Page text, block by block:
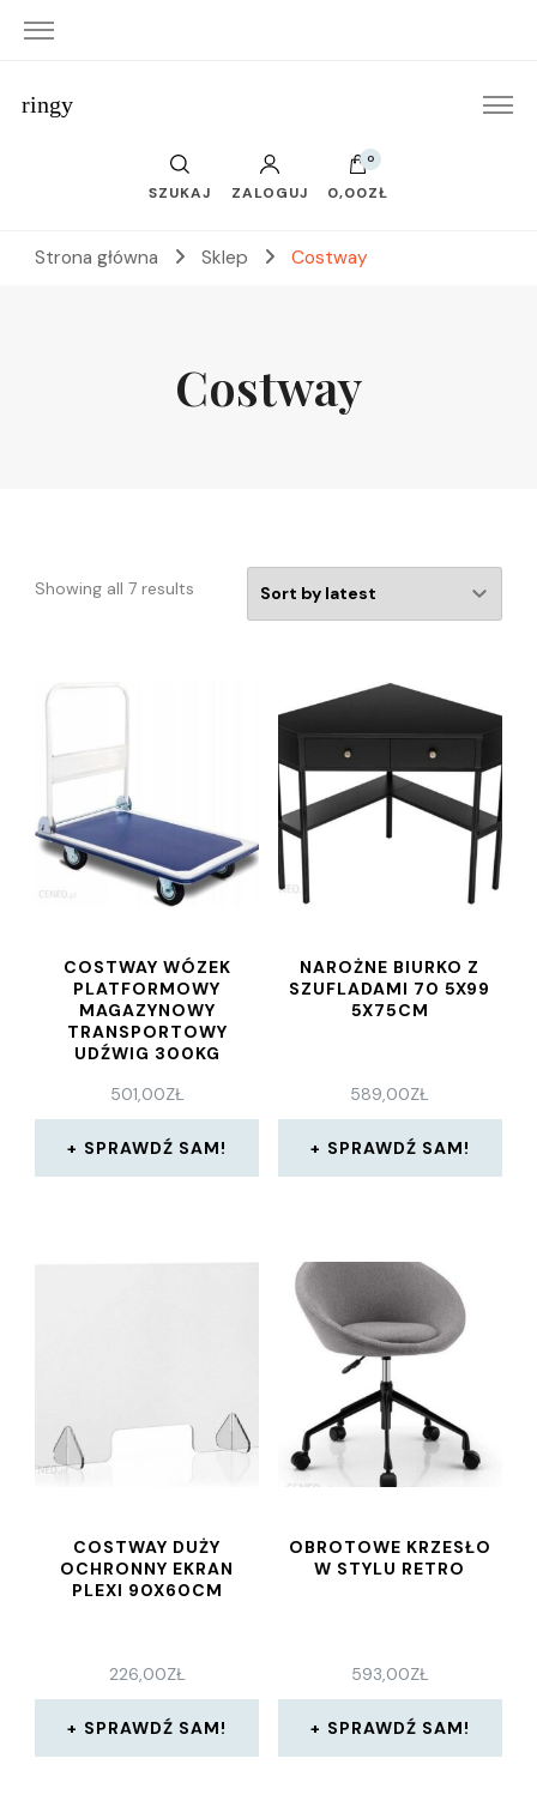
ringy
SZUKAJ ZALOGUJ
0
0,00ZŁ
Strona główna Sklep Costway
Costway
Showing all 7 results
COSTWAY WÓZEK
PLATFORMOWY
MAGAZYNOWY
TRANSPORTOWY
UDŹWIG 300KG
501,00ZŁ
SPRAWDŹ SAM!
NAROŻNE BIURKO Z
SZUFLADAMI 70 5X99
5X75CM
589,00ZŁ
SPRAWDŹ SAM!
COSTWAY DUŻY
OCHRONNY EKRAN
PLEXI 90X60CM
226,00ZŁ
SPRAWDŹ SAM!
OBROTOWE KRZESŁO
W STYLU RETRO
593,00ZŁ
SPRAWDŹ SAM!